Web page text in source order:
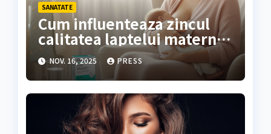
SANATATE
Cum influenteaza zincul
calitatea laptelui matern si
dezvoltarea sugarului?
NOV. 16, 2025 PRESS